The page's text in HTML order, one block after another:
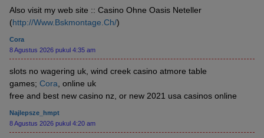
Also visit my web site :: Casino Ohne Oasis Neteller
(http://Www.Bskmontage.Ch/)
Cora
8 Agustus 2026 pukul 4:35 am
slots no wagering uk, wind creek casino atmore table
games; Cora , online uk
free and best new casino nz, or new 2021 usa casinos online
Najlepsze_hmpt
8 Agustus 2026 pukul 4:20 am